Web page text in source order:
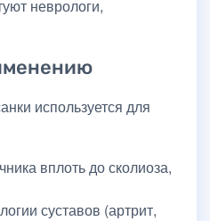
неврологи,
используется для
вплоть до сколиоза,
суставов (артрит,